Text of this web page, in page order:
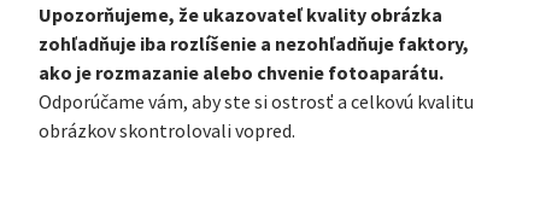
Upozorňujeme, že ukazovateľ kvality obrázka
zohľadňuje iba rozlíšenie a nezohľadňuje faktory,
ako je rozmazanie alebo chvenie fotoaparátu.
Odporúčame vám, aby ste si ostrosť a celkovú kvalitu
obrázkov skontrolovali vopred.